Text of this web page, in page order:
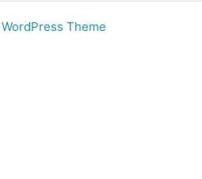
Theme